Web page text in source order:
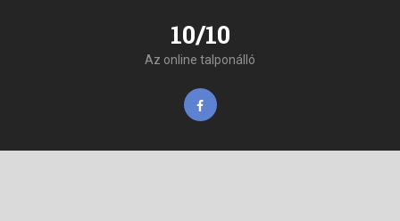
10/10
Az online talponálló